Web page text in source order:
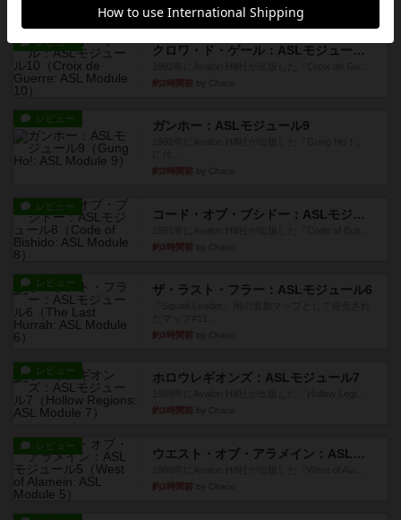
約2時間前 by Chaco
レビュー
クロワ・ド・ゲール：ASLモジュール10
約3時間前
レビュー ガンホー：ASLモジュール9
約3時間前
レビュー
コード・オブ・ブシドー：ASLモジュール8
約3時間前
レビュー ザ・ラスト・フラー：ASLモジュール6
約3時間前
レビュー ホロウレギオンズ：ASLモジュール7
約3時間前
レビュー
ウエスト・オブ・アラメイン：ASLモジュール5
約3時間前